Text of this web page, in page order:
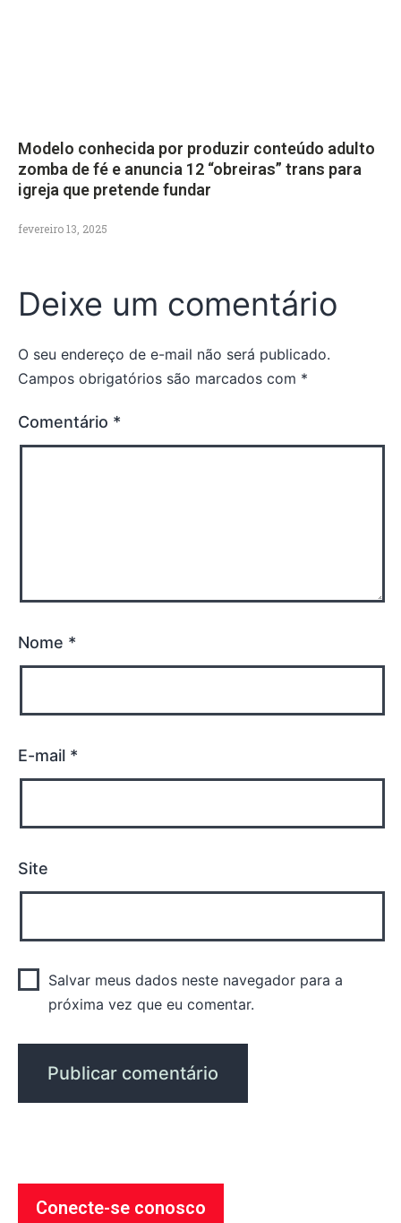
Modelo conhecida por produzir conteúdo adulto
zomba de fé e anuncia 12 “obreiras” trans para
igreja que pretende fundar
fevereiro 13, 2025
Deixe um comentário
O seu endereço de e-mail não será publicado.
Campos obrigatórios são marcados com *
Comentário *
Nome *
E-mail *
Site
Salvar meus dados neste navegador para a
próxima vez que eu comentar.
Conecte-se conosco